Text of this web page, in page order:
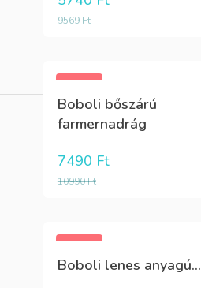
9569Ft
Boboli bőszárú
farmernadrág
10990Ft
7490 Ft
Boboli lenes anyagú...